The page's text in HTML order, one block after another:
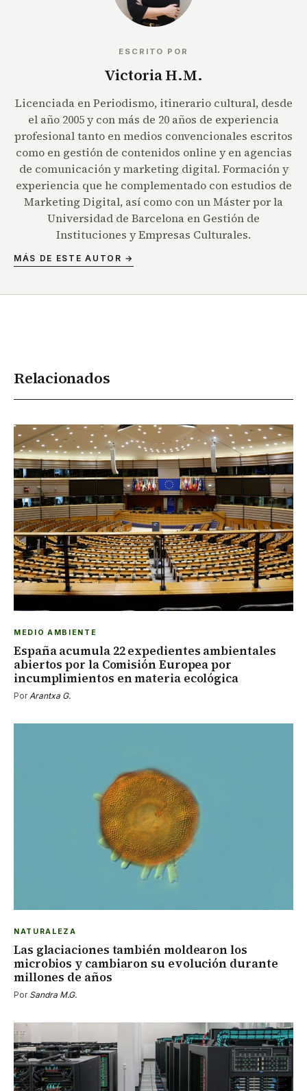
ESCRITO POR
Victoria H.M.
Licenciada en Periodismo, itinerario cultural, desde
el año 2005 y con más de 20 años de experiencia
profesional tanto en medios convencionales escritos
como en gestión de contenidos online y en agencias
de comunicación y marketing digital. Formación y
experiencia que he complementado con estudios de
Marketing Digital, así como con un Máster por la
Universidad de Barcelona en Gestión de
Instituciones y Empresas Culturales.
MÁS DE ESTE AUTOR →
Relacionados
MEDIO AMBIENTE
España acumula 22 expedientes ambientales
abiertos por la Comisión Europea por
incumplimientos en materia ecológica
PorArantxa G.
NATURALEZA
Las glaciaciones también moldearon los
microbios y cambiaron su evolución durante
millones de años
Por Sandra M.G.